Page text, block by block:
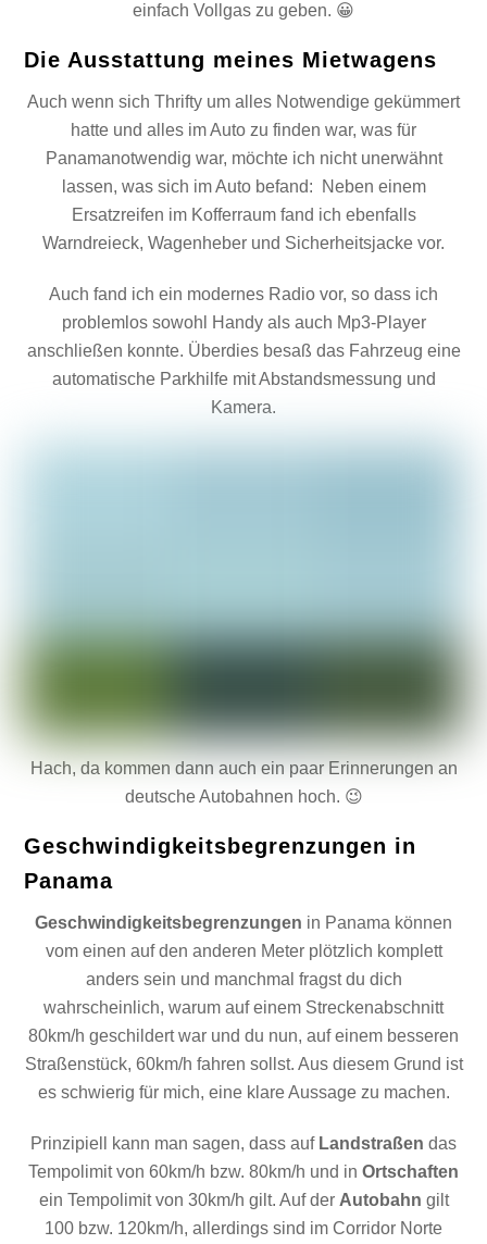
einfach Vollgas zu geben. 😀
Die Ausstattung meines Mietwagens
Auch wenn sich Thrifty um alles Notwendige gekümmert
hatte und alles im Auto zu finden war, was für
Panamanotwendig war, möchte ich nicht unerwähnt
lassen, was sich im Auto befand: Neben einem
Ersatzreifen im Kofferraum fand ich ebenfalls
Warndreieck, Wagenheber und Sicherheitsjacke vor.
Auch fand ich ein modernes Radio vor, so dass ich
problemlos sowohl Handy als auch Mp3-Player
anschließen konnte. Überdies besaß das Fahrzeug eine
automatische Parkhilfe mit Abstandsmessung und
Kamera.
Hach, da kommen dann auch ein paar Erinnerungen an
deutsche Autobahnen hoch. 😉
Geschwindigkeitsbegrenzungen in
Panama
Geschwindigkeitsbegrenzungen in Panama können
vom einen auf den anderen Meter plötzlich komplett
anders sein und manchmal fragst du dich
wahrscheinlich, warum auf einem Streckenabschnitt
80km/h geschildert war und du nun, auf einem besseren
Straßenstück, 60km/h fahren sollst. Aus diesem Grund ist
es schwierig für mich, eine klare Aussage zu machen.
Prinzipiell kann man sagen, dass auf Landstraßen das
Tempolimit von 60km/h bzw. 80km/h und in Ortschaften
ein Tempolimit von 30km/h gilt. Auf der Autobahn gilt
100 bzw. 120km/h, allerdings sind im Corridor Norte